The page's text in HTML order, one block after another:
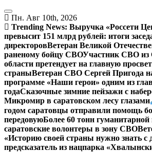
Перейти
к
содержанию
Пн. Авг 10th, 2026
Trending News: Выручка «Россети
превысит 151 млрд рублей: итоги
директоровВетеран Великой
раненому бойцу СВОУчастник СВО из
области претендует на главную
страныВетеран СВО Сергей Пригода
программе «Наши герои» одним из
годаСказочные зимние пейзажи с
Микромир в саратовском лесу глазами
годом саратовцы отправили помощь
передовуюБолее 60 тонн
саратовские волонтеры в зону СВО
«Историю своей страны нужно знать с
предсказатель из нацпарка